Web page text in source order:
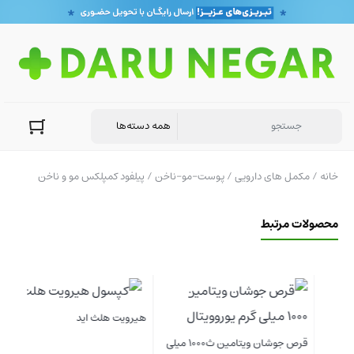
خانه /مکمل های دارویی/پوست-مو-ناخن/ پیلفود کمپلکس مو و ناخن
محصولات مرتبط
قرص جوشان ویتامین ث1000 میلی
هیرویت هلث اید